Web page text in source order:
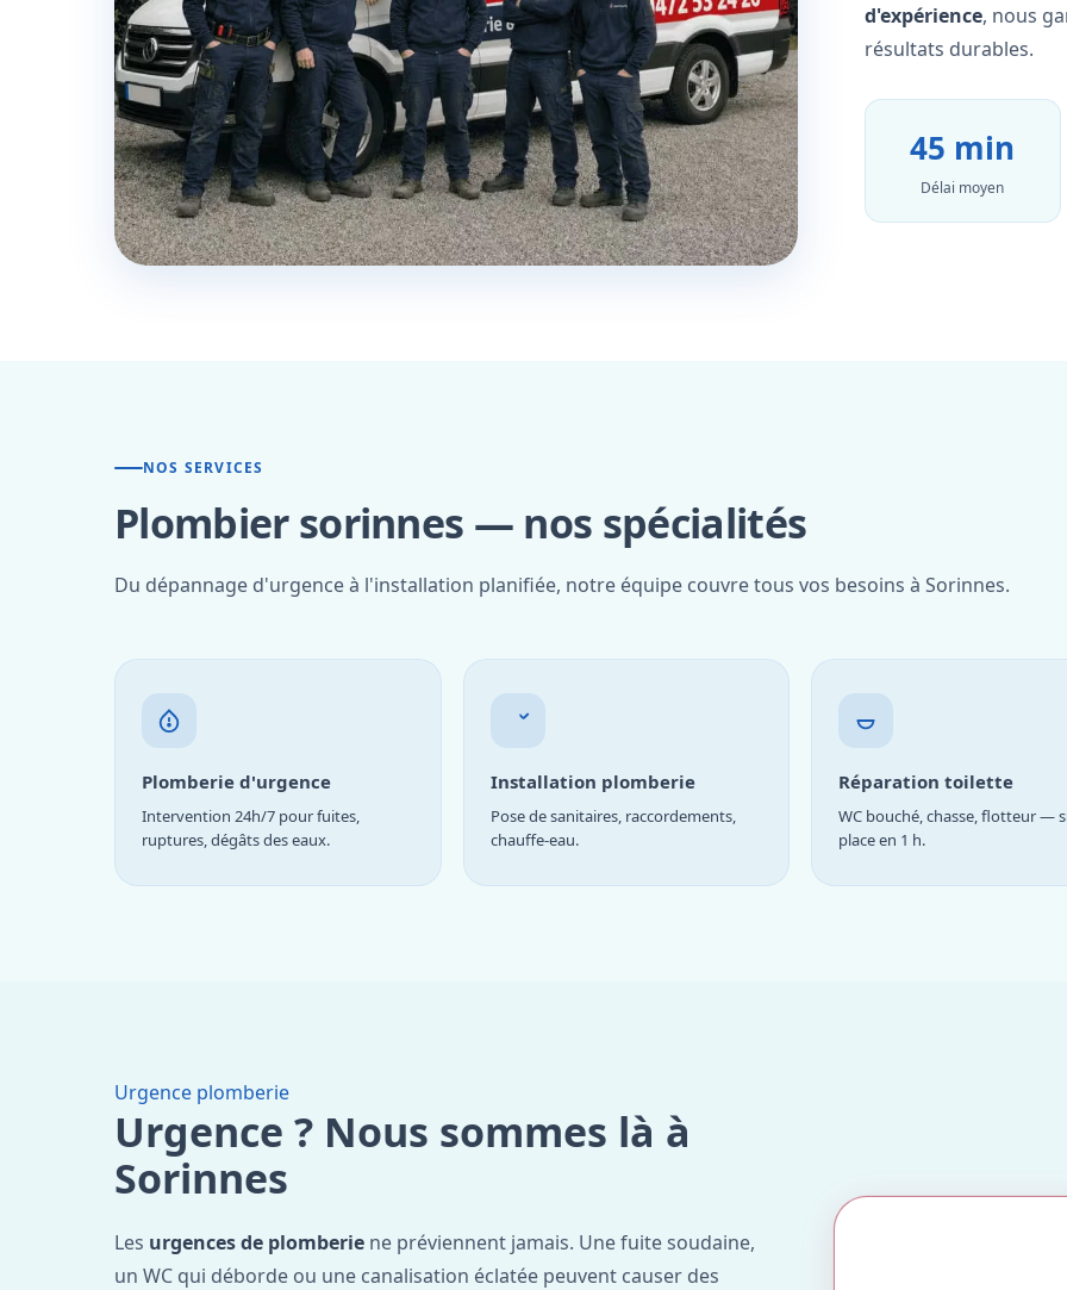
d'expérience, nous
résultats durables.
45 min
Délai moyen
NOS SERVICES
Plombier sorinnes — nos spécialités
Du dépannage d'urgence à l'installation planifiée, notre équipe couvre tous vos besoins à Sorinnes.
Plomberie d'urgence
Intervention 24h/7 pour fuites,
ruptures, dégâts des eaux.
Installation plomberie
Pose de sanitaires, raccordements,
chauffe-eau.
Réparation toilette
WC bouché, chasse, flotteur —
place en 1 h.
Urgence plomberie
Urgence ? Nous sommes là à
Sorinnes
Les urgences de plomberie ne préviennent jamais. Une fuite soudaine,
un WC qui déborde ou une canalisation éclatée peuvent causer des